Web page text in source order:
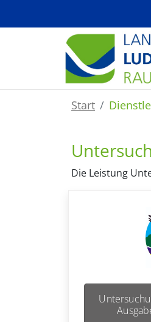
Start
Die Leistung